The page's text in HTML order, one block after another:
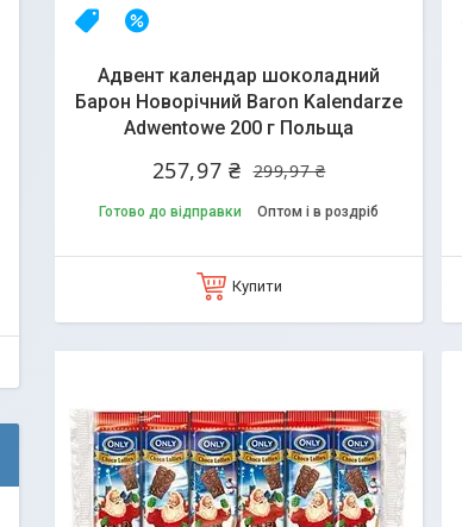
НОВИНКА
Адвент календар шоколадний
Барон Новорічний Baron Kalendarze
Adwentowe 200 г Польща
299,97 ₴
257,97 ₴
Готово до відправки Оптом і в роздріб
Купити